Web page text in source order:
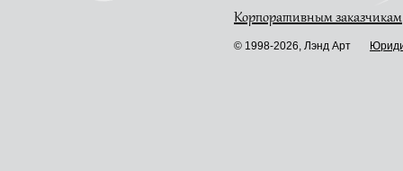
Корпоративным заказчикам
© 1998-2026, Лэнд Арт